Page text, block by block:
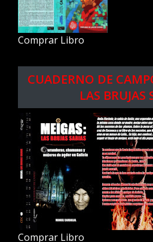
Comprar Libro
CUADERNO DE
LAS BRUJAS
Comprar Libro